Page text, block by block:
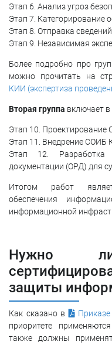
Этап 6. Анализ угроз
Этап 7. Категорирование
Этап 8. Отправка
Этап 9. Независимая
Более подробно про
можно прочитать на
КИИ (экспертиза
Вторая группа включает в
Этап 10.
Этап 11. Внедрение СОИБ
Этап 12. Разработка
документации (ОРД) для
Итогом работ
обеспечения
информационной
Нужно ли
защиты
Как сказано в
приоритете
также должны